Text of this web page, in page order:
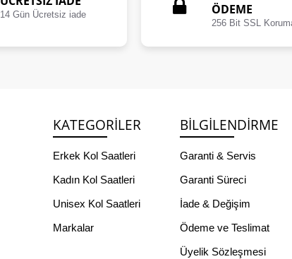
14 Gün Ücretsiz iade
ÖDEME
256 Bit SSL
KATEGORILER
Erkek Kol Saatleri
Kadın Kol Saatleri
Unisex Kol Saatleri
Markalar
BILGILENDIRME
Garanti & Servis
Garanti Süreci
İade & Değişim
Ödeme ve Teslimat
Üyelik Sözleşmesi